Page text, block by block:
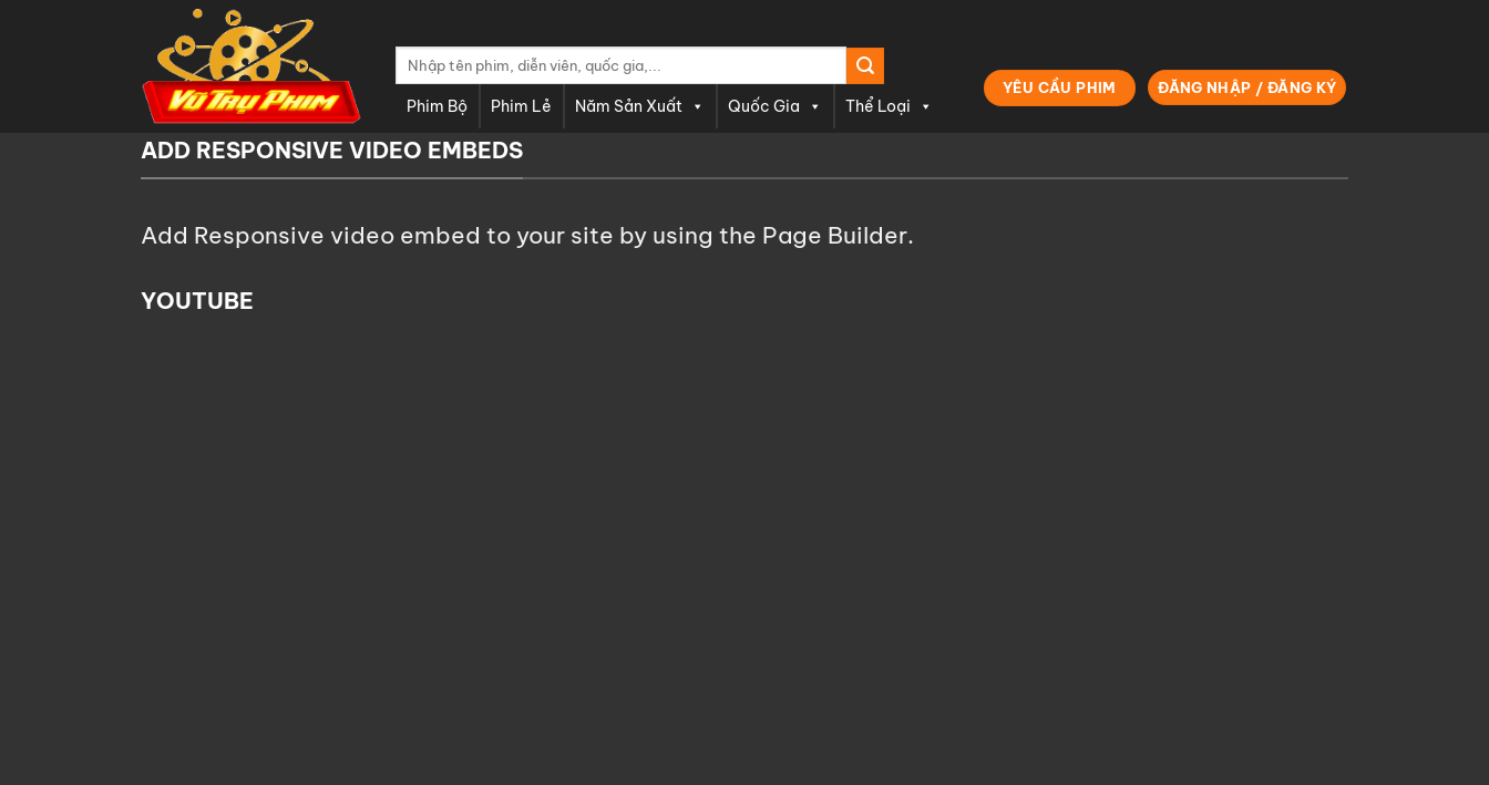
Tìm
Phim Bộ Phim Lẻ Năm Sản Xuất Quốc Gia Thể Loại
YÊU CẦU PHIM ĐĂNG NHẬP / ĐĂNG KÝ
ADD RESPONSIVE VIDEO EMBEDS
Add Responsive video embed to your site by using the Page Builder.
YOUTUBE